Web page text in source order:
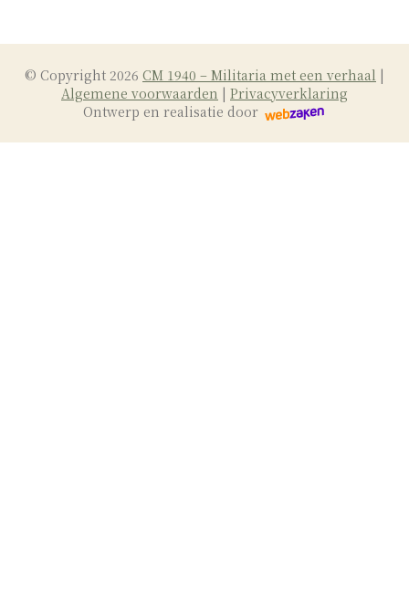
© Copyright 2026 CM 1940 – Militaria met een verhaal |
Algemene voorwaarden | Privacyverklaring
Ontwerp en realisatie door